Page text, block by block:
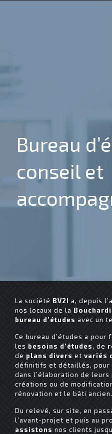
Bureau
conseil et
La société BV2I a, depuis
nos locaux de la
bureau d’études avec un
Ce bureau d’études a pour
les besoins d’études, de
de plans divers et variés
définitifs et détaillés, pour
dans l’élaboration de
créations ou de
rénovation et le bâti ancien.
Du relevé, sur site, en
l’avant-projet et puis au
assistons nos clients